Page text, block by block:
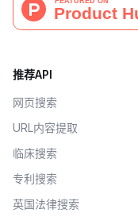
推荐API
网页搜索
URL内容提取
临床搜索
专利搜索
英国法律搜索